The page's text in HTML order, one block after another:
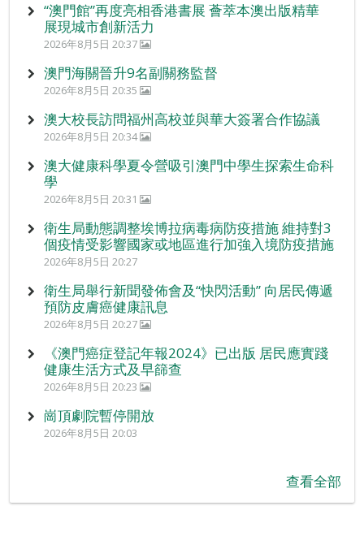
“澳門館”再度亮相香港書展 薈萃本澳出版精華
展現城市創新活力
2026年8月5日 20:37
澳門海關晉升9名副關務監督
2026年8月5日 20:35
澳大校長訪問福州高校並與華大簽署合作協議
2026年8月5日 20:34
澳大健康科學夏令營吸引澳門中學生探索生命科
學
2026年8月5日 20:31
衛生局動態調整埃博拉病毒病防疫措施 維持對3
個疫情受影響國家或地區進行加強入境防疫措施
2026年8月5日 20:27
衛生局舉行新聞發佈會及“快閃活動” 向居民傳遞
預防皮膚癌健康訊息
2026年8月5日 20:27
《澳門癌症登記年報2024》已出版 居民應實踐
健康生活方式及早篩查
2026年8月5日 20:23
崗頂劇院暫停開放
2026年8月5日 20:03
查看全部